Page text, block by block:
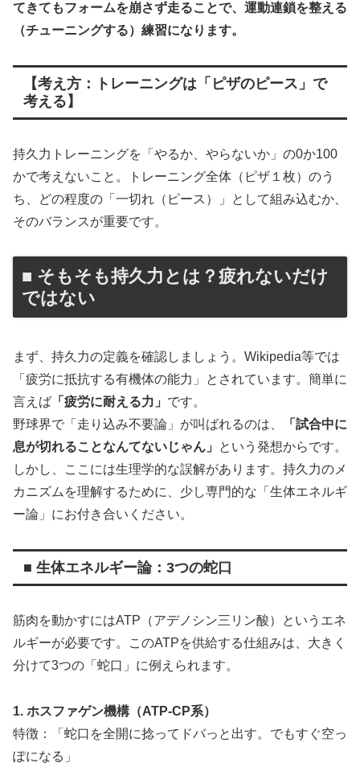
てきてもフォームを崩さず走ることで、運動連鎖を整える
（チューニングする）練習になります。
【考え方：トレーニングは「ピザのピース」で
考える】
持久力トレーニングを「やるか、やらないか」の0か100
かで考えないこと。トレーニング全体（ピザ１枚）のう
ち、どの程度の「一切れ（ピース）」として組み込むか、
そのバランスが重要です。
■ そもそも持久力とは？疲れないだけ
ではない
まず、持久力の定義を確認しましょう。Wikipedia等では
「疲労に抵抗する有機体の能力」とされています。簡単に
言えば 「疲労に耐える力」 です。
野球界で「走り込み不要論」が叫ばれるのは、
「試合中に
息が切れることなんてないじゃん」
という発想からです。
しかし、ここには生理学的な誤解があります。持久力のメ
カニズムを理解するために、少し専門的な「生体エネルギ
ー論」にお付き合いください。
■ 生体エネルギー論：3つの蛇口
筋肉を動かすにはATP（アデノシン三リン酸）というエネ
ルギーが必要です。このATPを供給する仕組みは、大きく
分けて3つの「蛇口」に例えられます。
1. ホスファゲン機構（ATP-CP系）
特徴：「蛇口を全開に捻ってドバっと出す。でもすぐ空っ
ぽになる」